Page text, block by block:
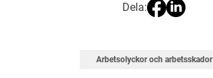
Dela:
Arbetsolyckor och arbetsskador